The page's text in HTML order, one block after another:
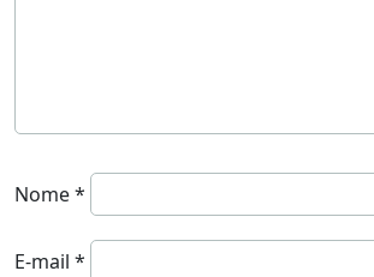
Nome*
E-mail *